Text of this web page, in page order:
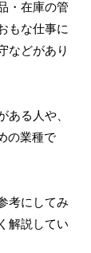
・在庫の管
もな仕事に
などがあり
る人や、
の業種で
考にしてみ
解説してい